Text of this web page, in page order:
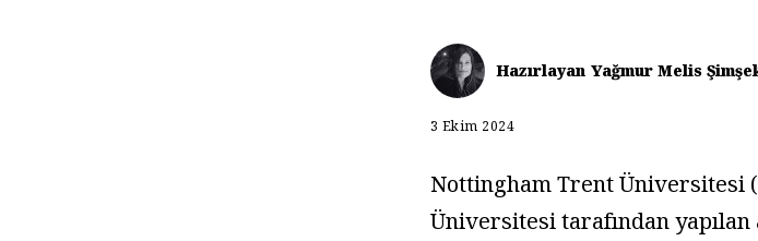
Hazırlayan Yağmur Melis
3 Ekim 2024
Nottingham Trent Üniversitesi (
Üniversitesi tarafından